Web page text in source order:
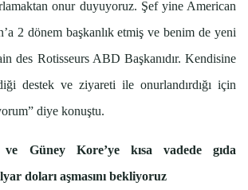
onur duyuyoruz. Şef yine American
2 dönem başkanlık etmiş ve benim de yeni
des Rotisseurs ABD Başkanıdır. Kendisine
destek ve ziyareti ile onurlandırdığı için
diye konuştu.
Güney Kore’ye kısa vadede gıda
doları aşmasını bekliyoruz